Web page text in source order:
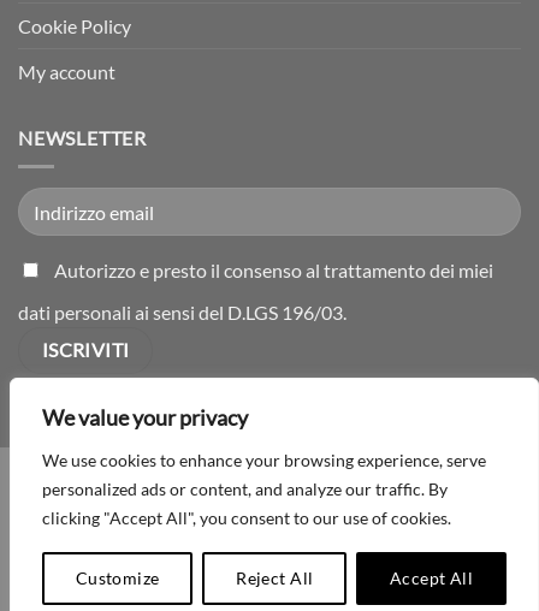
We value your privacy
We use cookies to enhance your browsing experience, serve
personalized ads or content, and analyze our traffic. By
clicking "Accept All", you consent to our use of cookies.
Customize Reject All Accept All
Cookie Policy
My account
NEWSLETTER
Autorizzo e presto il consenso al trattamento dei miei
dati personali ai sensi del D.LGS 196/03.
CONDIZIONI DI VENDITA CONTATTI PRODOTTI
PRIVACY
COOKIE POLICY
MY ACCOUNT
© 2026 Poliplast Srl - P.Iva 01221360264 | Maniglie e pomelli per
mobili - Made in Italy
This site is protected by reCAPTCHA and the Google Privacy PolicyandTerms of
Serviceapply.